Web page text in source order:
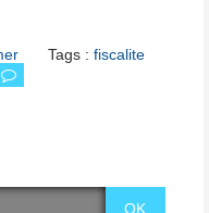
Tags : fiscalite